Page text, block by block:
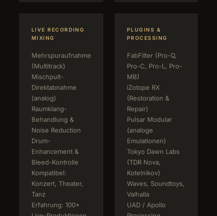
LIVE RECORDING
MIXING
Mehrspuraufnahme
(Multitrack)
Mischpult-
Direktabnahme
(analog)
Raumklang-
Behandlung &
Noise Reduction
Drum-
Enhancement &
Bleed-Kontrolle
Kompatibel:
Konzert, Theater,
Tanz
Erfahrung: 100+
PLUGINS &
PROCESSING
FabFilter (Pro-Q,
Pro-C, Pro-L, Pro-
MB)
iZotope RX
(Restoration &
Repair)
Pulsar Modular
(analoge
Emulationen)
Tokyo Dawn Labs
(TDR Nova,
Kotelnikov)
Waves, Soundtoys,
Valhalla
UAD / Apollo